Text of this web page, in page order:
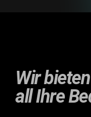
Wir
all Ihre